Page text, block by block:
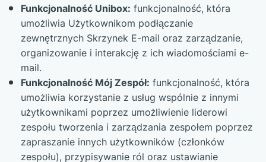
Funkcjonalność Unibox: funkcjonalność, która
umożliwia Użytkownikom podłączanie
zewnętrznych Skrzynek E-mail oraz zarządzanie,
organizowanie i interakcję z ich wiadomościami e-
mail.
Funkcjonalność Mój Zespół: funkcjonalność, która
umożliwia korzystanie z usług wspólnie z innymi
użytkownikami poprzez umożliwienie liderowi
zespołu tworzenia i zarządzania zespołem poprzez
zapraszanie innych użytkowników (członków
zespołu), przypisywanie ról oraz ustawianie